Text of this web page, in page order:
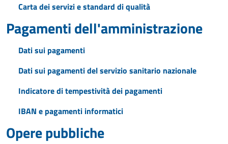
Carta dei servizi e standard di qualità
Pagamenti dell'amministrazione
Dati sui pagamenti
Dati sui pagamenti del servizio sanitario nazionale
Indicatore di tempestività dei pagamenti
IBAN e pagamenti informatici
Opere pubbliche